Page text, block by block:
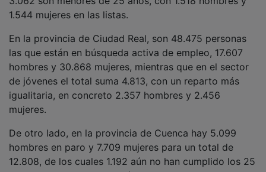
1.544 mujeres en las listas.
las que están en búsqueda activa de empleo, 17.607
hombres y 30.868 mujeres, mientras que en el sector
de jóvenes el total suma 4.813, con un reparto más
igualitaria, en concreto 2.357 hombres y 2.456
mujeres.
hombres en paro y 7.709 mujeres para un total de
12.808, de los cuales 1.192 aún no han cumplido los 25
años. En este caso, hay más hombres parados que